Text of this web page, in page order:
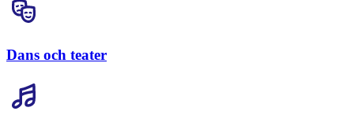
Dans och teater